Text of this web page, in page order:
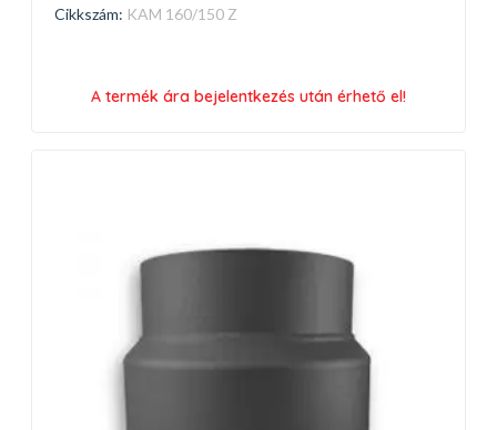
Cikkszám: KAM 160/150 Z
A termék ára bejelentkezés után érhető el!